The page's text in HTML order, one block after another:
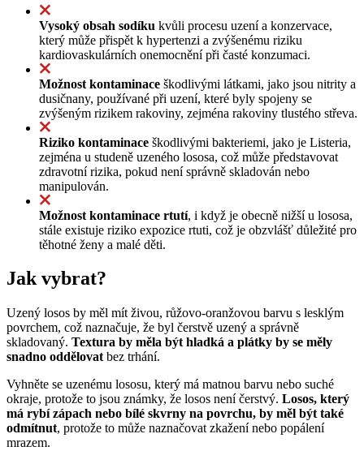
Vysoký obsah sodíku kvůli procesu uzení a konzervace,
který může přispět k hypertenzi a zvýšenému riziku
kardiovaskulárních onemocnění při časté konzumaci.
Možnost kontaminace škodlivými látkami, jako jsou nitrity a
dusičnany, používané při uzení, které byly spojeny se
zvýšeným rizikem rakoviny, zejména rakoviny tlustého střeva.
Riziko kontaminace škodlivými bakteriemi, jako je Listeria,
zejména u studeně uzeného lososa, což může představovat
zdravotní rizika, pokud není správně skladován nebo
manipulován.
Možnost kontaminace rtutí, i když je obecně nižší u lososa,
stále existuje riziko expozice rtuti, což je obzvlášť důležité pro
těhotné ženy a malé děti.
Jak vybrat?
Uzený losos by měl mít živou, růžovo-oranžovou barvu s lesklým
povrchem, což naznačuje, že byl čerstvě uzený a správně
skladovaný. Textura by měla být hladká a plátky by se měly
snadno oddělovat bez trhání.
Vyhněte se uzenému lososu, který má matnou barvu nebo suché
okraje, protože to jsou známky, že losos není čerstvý. Losos, který
má rybí zápach nebo bílé skvrny na povrchu, by měl být také
odmítnut, protože to může naznačovat zkažení nebo popálení
mrazem.